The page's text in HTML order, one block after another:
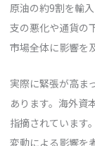
原油の約9割を輸
支の悪化や通貨の
市場全体に影響を
実際に緊張が高ま
あります。海外資
指摘されています
変動による影響を